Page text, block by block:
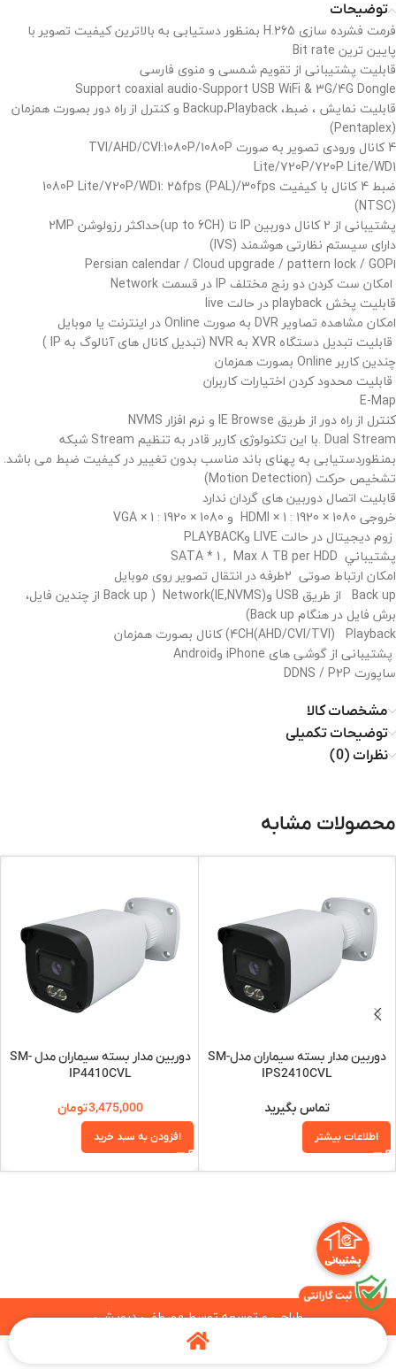
توضیحات
فرمت فشرده سازی H.265 بمنظور دستیابی به بالاترین کیفیت تصویر با
پایین ترین Bit rate
قابلیت پشتیبانی از تقویم شمسی و منوی فارسی
Support coaxial audio-Support USB WiFi & 3G/4G Dongle
قابلیت نمایش ، ضبط، Playback،Backup و کنترل از راه دور بصورت همزمان
(
Pentaplex
)
4کانال ورودی تصویر به صورت TVI/AHD/CVI:1080P/1080P
Lite/720P/720P Lite/WD1
ضبط 4 کانال با کیفیت
1080P Lite/720P/WD1: 25fps (PAL)/30fps
(NTSC)
پشتیبانی از2کانال دوربین IP تا (up to 6CH)حداکثر رزولوشن 2MP
دارای سیستم نظارتی هوشمند (IVS)
اPersian calendar / Cloud upgrade / pattern lock / GOP
امکان ست کردن دو رنج مختلف IPدر قسمت Network
قابلیت پخش playbackدر حالت live
امکان مشاهده تصاویرDVR به صورت Onlineدر اینترنت یا موبایل
قابلیت تبدیل دستگاه XVR بهNVR (تبدیل کانال های آنالوگ به IP
)
چندین کاربرOnline بصورت همزمان
قابلیت محدود کردن اختیارات کاربران
E-Map
کنترل از راه دور از طریق IE Browse و نرم افزارNVMS
Dual Stream .با این تکنولوژی کاربر قادر به تنظیم Stream شبکه
بمنظوردستیابی به پهنای باند مناسب بدون تغییر در کیفیت ضبط می باشد.
تشخیص حرکت (Motion Detection
)
قابلیت اتصال دوربین های گردان ندارد
خروجی HDMI × 1 : 1920 × 1080 و VGA × 1 : 1920 × 1080
زوم دیجیتال در حالت LIVE وPLAYBACK
پشتيباني SATA * 1 , Max 8 TB per HDD
امکان ارتباط صوتی 2طرفه در انتقال تصویر روی موبایل
Back up از طریق USB وNetwork(IE,NVMS)
(
Back up از چندین فایل،
برش فایل در هنگام Back up
)
Playback
4CH(AHD/CVI/TVI)) کانال بصورت همزمان
پشتیبانی از گوشی های iPhone وAndroid
ساپورت
DDNS /P2P
مشخصات کالا
توضیحات تکمیلی
نظرات (0)
محصولات مشابه
دوربین مدار بسته سیماران مدلSM-
IPS2410CVL
تماس بگیرید
اطلاعات بیشتر
دوربین مدار بسته سیماران مدل SM-
IP4410CVL
3,475,000تومان
افزودن به سبد خرید
طراحی و توسعه توسطمصطفی درویشی